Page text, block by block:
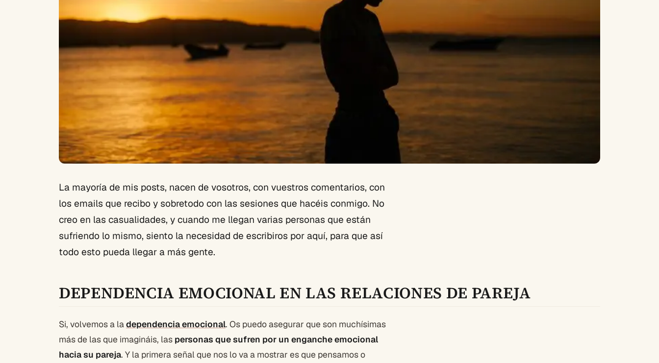
La mayoría de mis posts, nacen de vosotros, con vuestros comentarios, con
los emails que recibo y sobretodo con las sesiones que hacéis conmigo. No
creo en las casualidades, y cuando me llegan varias personas que están
sufriendo lo mismo, siento la necesidad de escribiros por aquí, para que así
todo esto pueda llegar a más gente.
DEPENDENCIA EMOCIONAL EN LAS RELACIONES DE PAREJA
Si, volvemos a la dependencia emocional. Os puedo asegurar que son muchísimas
más de las que imagináis, las personas que sufren por un enganche emocional
hacia su pareja. Y la primera señal que nos lo va a mostrar es que pensamos o